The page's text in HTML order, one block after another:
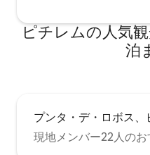
ピチレムの人気
泊
プンタ・デ・ロボス、
現地メンバー22人のお